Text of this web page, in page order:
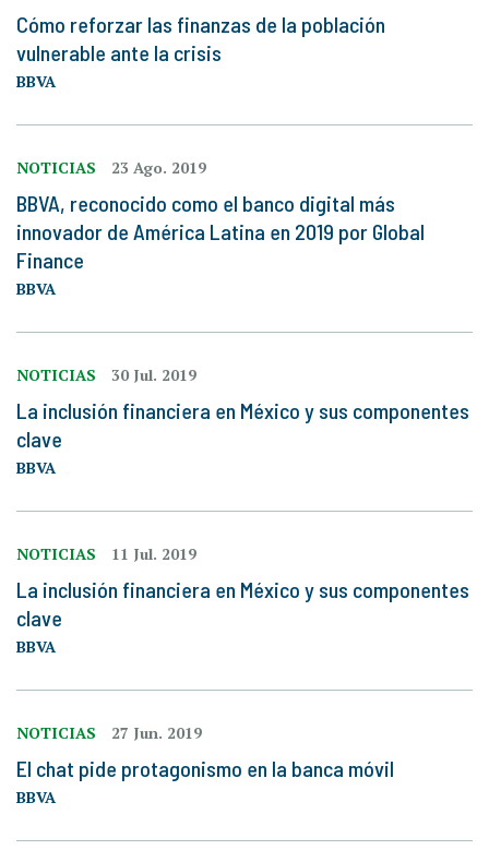
Cómo reforzar las finanzas de la población
vulnerable ante la crisis
BBVA
NOTICIAS 23 Ago. 2019
BBVA, reconocido como el banco digital más
innovador de América Latina en 2019 por Global
Finance
BBVA
NOTICIAS 30 Jul. 2019
La inclusión financiera en México y sus componentes
clave
BBVA
NOTICIAS 11 Jul. 2019
La inclusión financiera en México y sus componentes
clave
BBVA
NOTICIAS 27 Jun. 2019
El chat pide protagonismo en la banca móvil
BBVA